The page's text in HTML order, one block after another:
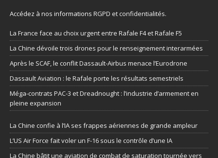
Accédez à nos informations RGPD et confidentialités.
La France face au choix urgent entre Rafale F4 et Rafale F5
La Chine dévoile trois drones pour le renseignement interarmées
Après le SCAF, le conflit Dassault-Airbus menace l’Eurodrone
Dassault Aviation : le Rafale porte les résultats semestriels
Méga-contrats PAC-3 et Dreadnought : l’industrie d’armement en
pleine expansion
La Chine confie à l’IA ses frappes aériennes de grande ampleur
L’US Air Force fait voler un F-16 sous le contrôle d’une IA
La Chine bâtit une aviation de combat de saturation tournée vers